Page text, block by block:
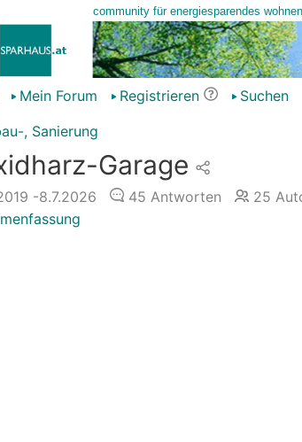
Mein Forum Registrieren
Suchen
, Sanierung
Garage
-8.7.2026 45 Antworten 25